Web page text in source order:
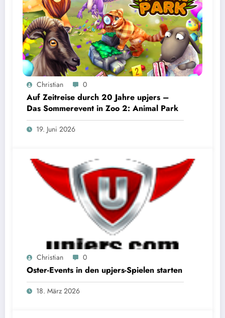
Christian 0
Auf Zeitreise durch 20 Jahre upjers –
Das Sommerevent in Zoo 2: Animal Park
19. Juni 2026
Christian 0
Oster-Events in den upjers-Spielen starten
18. März 2026